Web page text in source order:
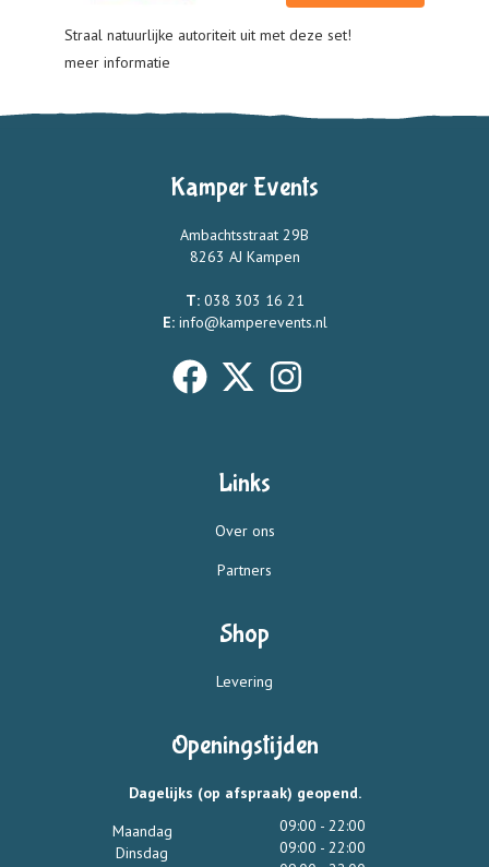
Straal natuurlijke autoriteit uit met deze set!
meer informatie
Kamper Events
Ambachtsstraat 29B
8263 AJ Kampen
T: 038 303 16 21
E: info@kamperevents.nl
Links
Over ons
Partners
Shop
Levering
Openingstijden
Dagelijks (op afspraak) geopend.
Maandag
Dinsdag
09:00 - 22:00
09:00 - 22:00